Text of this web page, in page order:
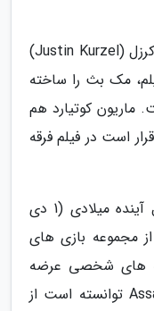
فیلم فرقه اساسین به وسیله جاستین کرزل (Justin Kurzel)
مک بث را ساخته
کوتیارد هم
است در فیلم فرقه
فیلم قرار است در روز 21 دسامبر سال آینده میلادی (1 دی
از مجموعه بازی های
های شخصی عرضه
شد. بازی Assassins Creed: Syndicate توانسته است از